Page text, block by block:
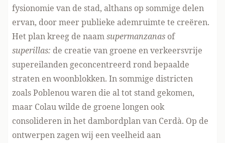
fysionomie van de stad, althans op sommige delen
ervan, door meer publieke ademruimte te creëren.
Het plan kreeg de naamsupermanzanas of
superillas: de creatie van groene en verkeersvrije
supereilanden geconcentreerd rond bepaalde
straten en woonblokken. In sommige districten
zoals Poblenou waren die al tot stand gekomen,
maar Colau wilde de groene longen ook
consolideren in het dambordplan van Cerdà. Op de
ontwerpen zagen wij een veelheid aan